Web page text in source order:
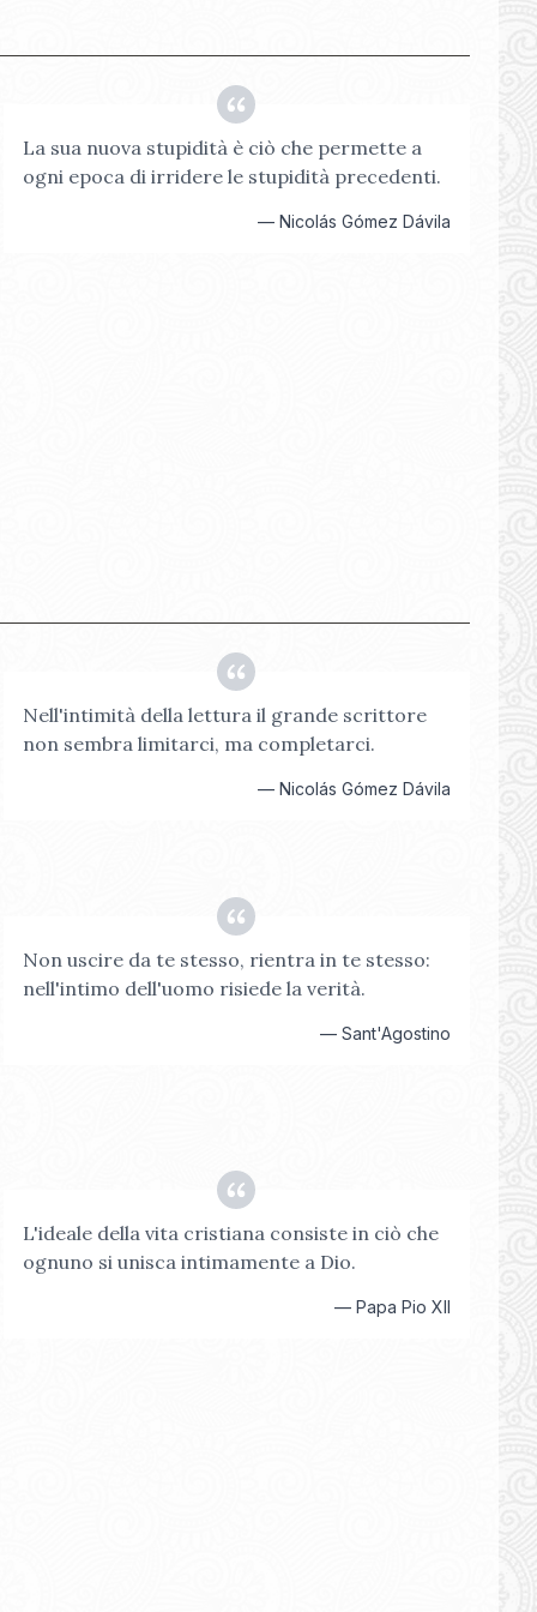
La sua nuova stupidità è ciò che permette a
ogni epoca di irridere le stupidità precedenti.
— Nicolás Gómez Dávila
Nell'intimità della lettura il grande scrittore
non sembra limitarci, ma completarci.
— Nicolás Gómez Dávila
Non uscire da te stesso, rientra in te stesso:
nell'intimo dell'uomo risiede la verità.
— Sant'Agostino
L'ideale della vita cristiana consiste in ciò che
ognuno si unisca intimamente a Dio.
— Papa Pio XII